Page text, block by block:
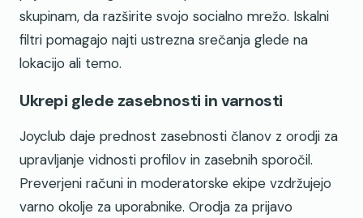
skupinam, da razširite svojo socialno mrežo. Iskalni
filtri pomagajo najti ustrezna srečanja glede na
lokacijo ali temo.
Ukrepi glede zasebnosti in varnosti
Joyclub daje prednost zasebnosti članov z orodji za
upravljanje vidnosti profilov in zasebnih sporočil.
Preverjeni računi in moderatorske ekipe vzdržujejo
varno okolje za uporabnike. Orodja za prijavo